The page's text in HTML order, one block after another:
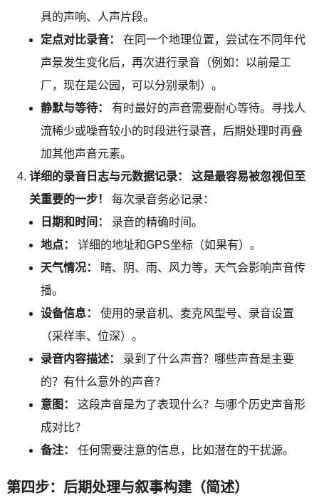
具的声响、人声片段。
定点对比录音：
在同一个地理位置，尝试在不同年代
声景发生变化后，再次进行录音（例如：以前是工
厂，现在是公园，可以分别录制）。
静默与等待：
有时最好的声音需要耐心等待。寻找人
流稀少或噪音较小的时段进行录音，后期处理时再叠
加其他声音元素。
详细的录音日志与元数据记录：
这是最容易被忽视但至
关重要的一步！
每次录音务必记录：
日期和时间：
录音的精确时间。
地点：
详细的地址和GPS坐标（如果有）。
天气情况：
晴、阴、雨、风力等，天气会影响声音传
播。
设备信息：
使用的录音机、麦克风型号、录音设置
（采样率、位深）。
录音内容描述：
录到了什么声音？哪些声音是主要
的？有什么意外的声音？
意图：
这段声音是为了表现什么？与哪个历史声音形
成对比？
备注：
任何需要注意的信息，比如潜在的干扰源。
第四步：后期处理与叙事构建（简述）